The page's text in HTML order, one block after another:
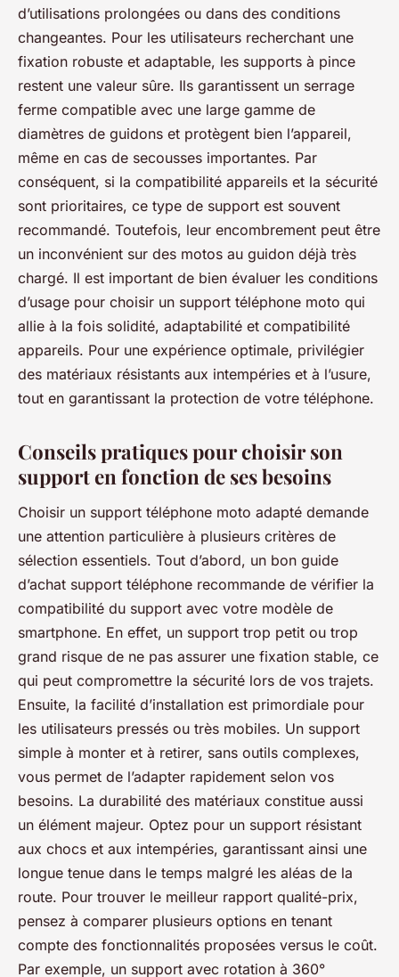
d’utilisations prolongées ou dans des conditions
changeantes. Pour les utilisateurs recherchant une
fixation robuste et adaptable, les supports à pince
restent une valeur sûre. Ils garantissent un serrage
ferme compatible avec une large gamme de
diamètres de guidons et protègent bien l’appareil,
même en cas de secousses importantes. Par
conséquent, si la compatibilité appareils et la sécurité
sont prioritaires, ce type de support est souvent
recommandé. Toutefois, leur encombrement peut être
un inconvénient sur des motos au guidon déjà très
chargé. Il est important de bien évaluer les conditions
d’usage pour choisir un support téléphone moto qui
allie à la fois solidité, adaptabilité et compatibilité
appareils. Pour une expérience optimale, privilégier
des matériaux résistants aux intempéries et à l’usure,
tout en garantissant la protection de votre téléphone.
Conseils pratiques pour choisir son
support en fonction de ses besoins
Choisir un support téléphone moto adapté demande
une attention particulière à plusieurs critères de
sélection essentiels. Tout d’abord, un bon guide
d’achat support téléphone recommande de vérifier la
compatibilité du support avec votre modèle de
smartphone. En effet, un support trop petit ou trop
grand risque de ne pas assurer une fixation stable, ce
qui peut compromettre la sécurité lors de vos trajets.
Ensuite, la facilité d’installation est primordiale pour
les utilisateurs pressés ou très mobiles. Un support
simple à monter et à retirer, sans outils complexes,
vous permet de l’adapter rapidement selon vos
besoins. La durabilité des matériaux constitue aussi
un élément majeur. Optez pour un support résistant
aux chocs et aux intempéries, garantissant ainsi une
longue tenue dans le temps malgré les aléas de la
route. Pour trouver le meilleur rapport qualité-prix,
pensez à comparer plusieurs options en tenant
compte des fonctionnalités proposées versus le coût.
Par exemple, un support avec rotation à 360°